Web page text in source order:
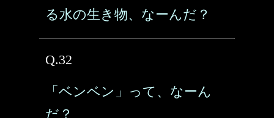
る水の生き物、なーんだ？
Q.32
「ベンベン」って、なーん
だ？